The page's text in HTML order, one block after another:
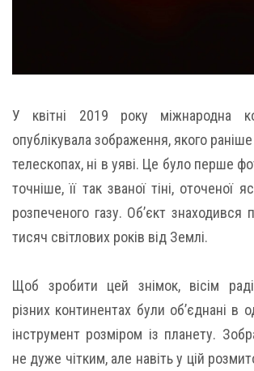
У квітні 2019 року міжнародна
опублікувала зображення, якого раніше
телескопах, ні в уяві. Це було перше
точніше, її так званої тіні, оточеної
розпеченого газу. Об’єкт знаходився
тисяч світлових років від Землі.
Щоб зробити цей знімок, вісім
різних континентах були об’єднані в
інструмент розміром із планету.
не дуже чітким, але навіть у цій